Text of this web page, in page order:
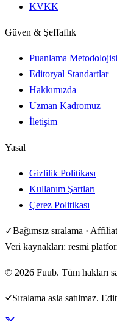
KVKK
Güven & Şeffaflık
Puanlama Metodolojisi
Editoryal Standartlar
Hakkımızda
Uzman Kadromuz
İletişim
Yasal
Gizlilik Politikası
Kullanım Şartları
Çerez Politikası
✓Bağımsız sıralama ·
Veri kaynakları: resmi
© 2026 Fuub. Tüm hakları
Sıralama asla satılmaz.